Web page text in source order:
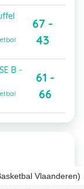
67 -
43
B -
61 -
66
Vlaanderen)